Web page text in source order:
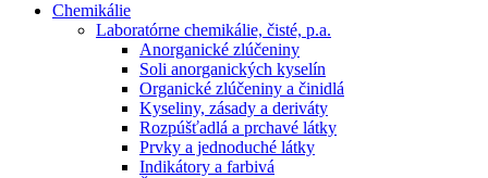
Chemikálie
Laboratórne chemikálie, čisté, p.a.
Anorganické zlúčeniny
Soli anorganických kyselín
Organické zlúčeniny a činidlá
Kyseliny, zásady a deriváty
Rozpúšťadlá a prchavé látky
Prvky a jednoduché látky
Indikátory a farbivá